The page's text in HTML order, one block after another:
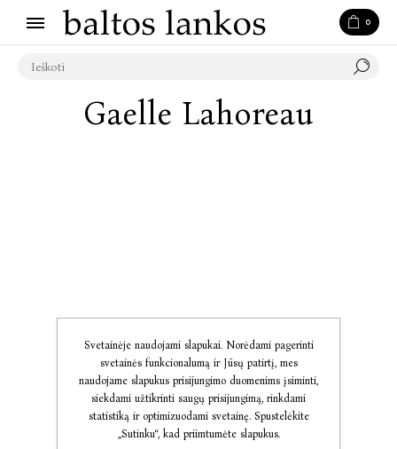
0
Gaelle Lahoreau
Svetainėje naudojami slapukai. Norėdami pagerinti
svetainės funkcionalumą ir Jūsų patirtį, mes
naudojame slapukus prisijungimo duomenims įsiminti,
siekdami užtikrinti saugų prisijungimą, rinkdami
statistiką ir optimizuodami svetainę. Spustelėkite
„Sutinku“, kad priimtumėte slapukus.